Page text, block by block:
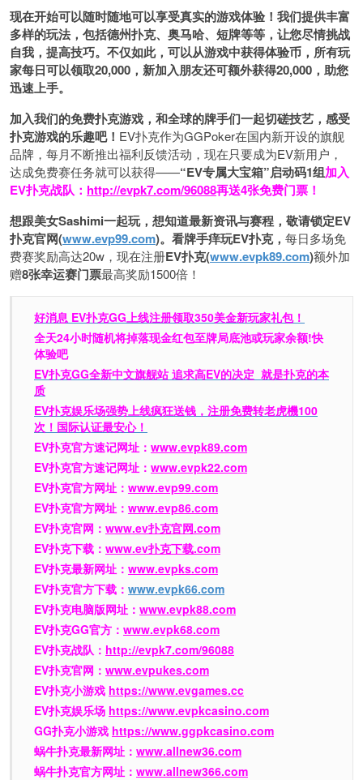
现在开始可以随时随地可以享受真实的游戏体验！我们提供丰富
多样的玩法，包括德州扑克、奥马哈、短牌等等，让您尽情挑战
自我，提高技巧。不仅如此， 可以从游戏中获得体验币，所有玩
家每日可以领取20,000，新加入朋友还可额外获得20,000，助您
迅速上手。
加入我们的免费扑克游戏，和全球的牌手们一起切磋技艺，感受
扑克游戏的乐趣吧！ EV扑克作为GGPoker在国内新开设的旗舰
品牌，每月不断推出福利反馈活动，现在只要成为EV新用户，
达成免费赛任务就可以获得——“EV专属大宝箱”启动码1组加入
EV扑克战队： http://evpk7.com/96088再送4张免费门票！
想跟美女Sashimi一起玩， 想知道最新资讯与赛程， 敬请锁定EV
扑克官网(www.evp99.com)。 看牌手痒玩EV扑克， 每日多场免
费赛奖励高达20w，现在注册EV扑克(www.evpk89.com)额外加
赠8张幸运赛门票最高奖励1500倍！
好消息 EV扑克GG上线注册领取350美金新玩家礼包！
全天24小时随机将掉落现金红包至牌局底池或玩家余额!快
体验吧
EV扑克GG全新中文旗舰站追求高EV的决定 就是扑克的本
质
EV扑克娱乐场强势上线疯狂送钱，注册免费转老虎機100
次！国际认证最安心！
EV扑克官方速记网址： www.evpk89.com
EV扑克官方速记网址： www.evpk22.com
EV扑克官方网址： www.evp99.com
EV扑克官方网址： www.evp86.com
EV扑克官网： www.ev扑克官网.com
EV扑克下载： www.ev扑克下载.com
EV扑克最新网址： www.evpks.com
EV扑克官方下载： www.evpk66.com
EV扑克电脑版网址： www.evpk88.com
EV扑克GG官方： www.evpk68.com
EV扑克战队： http://evpk7.com/96088
EV扑克官网： www.evpukes.com
EV扑克小游戏 https://www.evgames.cc
EV扑克娱乐场 https://www.evpkcasino.com
GG扑克小游戏 https://www.ggpkcasino.com
蜗牛扑克最新网址： www.allnew36.com
蜗牛扑克官方网址： www.allnew366.com